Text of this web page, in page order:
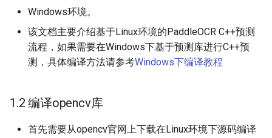
测demo
2.3 运行demo
1. 检测+分类+识别
2. 检测+识别
博客
项目克隆
配置文件内容与生成
SVTRv2
ViTSTR
VisionLAN
使用PaddleOCR架构添加新算
Windows环境。
该文档主要介绍基于Linux环境的PaddleOCR C++预测
流程，如果需要在Windows下基于预测库进行C++预
测，具体编译方法请参考Windows下编译教程
1.2 编译opencv库
首先需要从opencv官网上下载在Linux环境下源码编译